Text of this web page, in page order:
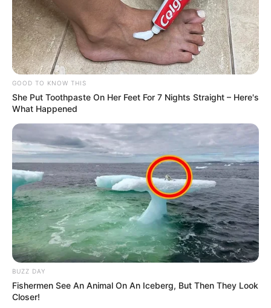
GOOD TO KNOW THIS
She Put Toothpaste On Her Feet For 7 Nights Straight – Here's
What Happened
BUZZ DAY
Fishermen See An Animal On An Iceberg, But Then They Look
Closer!